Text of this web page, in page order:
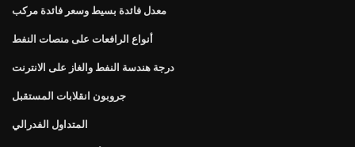
معدل فائدة بسيط وسعر فائدة مركب
أنواع الرافعات على منصات النفط
درجة هندسة النفط والغاز على الانترنت
جروبون انقلابات المستقبل
المتداول الفدرالي